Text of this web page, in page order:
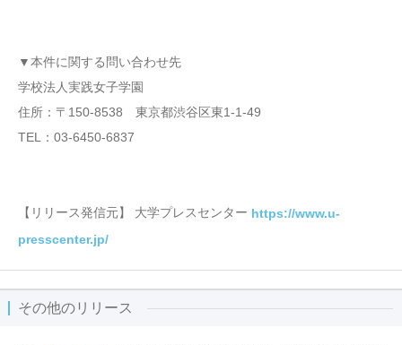
▼本件に関する問い合わせ先
学校法人実践女子学園
住所：〒150-8538 東京都渋谷区東1-1-49
TEL：03-6450-6837
【リリース発信元】 大学プレスセンター https://www.u-
presscenter.jp/
その他のリリース